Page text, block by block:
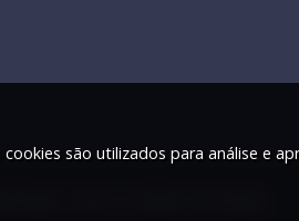
são utilizados para análise e